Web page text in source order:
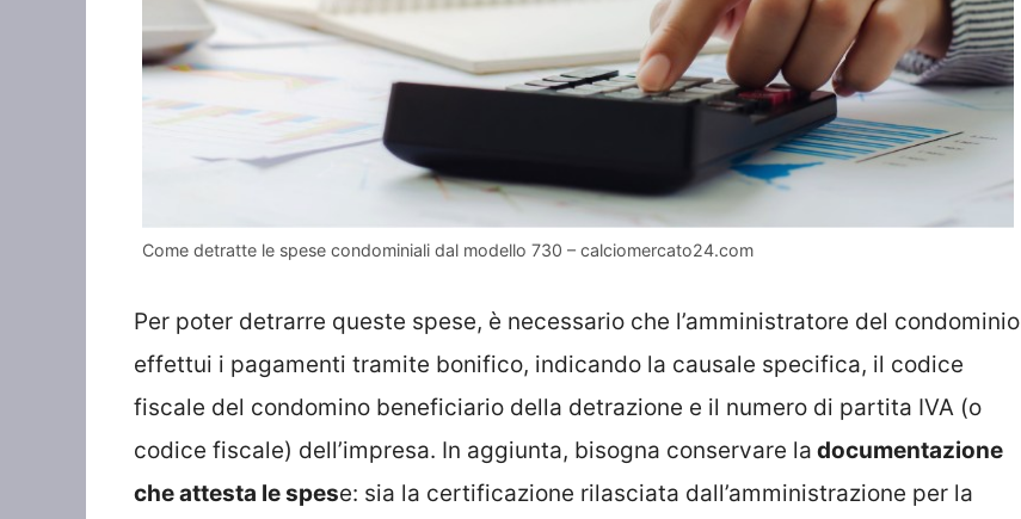
Come detratte le spese condominiali dal modello 730 – calciomercato24.com
Per poter detrarre queste spese, è necessario che l’amministratore del condominio
effettui i pagamenti tramite bonifico, indicando la causale specifica, il codice
fiscale del condomino beneficiario della detrazione e il numero di partita IVA (o
codice fiscale) dell’impresa. In aggiunta, bisogna conservare la documentazione
che attesta le spese: sia la certificazione rilasciata dall’amministrazione per la